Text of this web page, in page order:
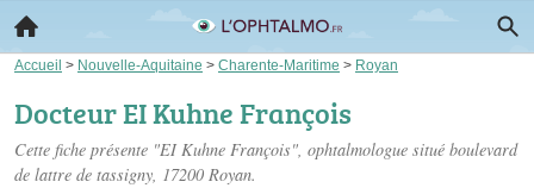
Accueil > Nouvelle-Aquitaine > Charente-Maritime > Royan
Docteur EI Kuhne François
Cette fiche présente "EI Kuhne François", ophtalmologue situé boulevard
de lattre de tassigny, 17200 Royan.